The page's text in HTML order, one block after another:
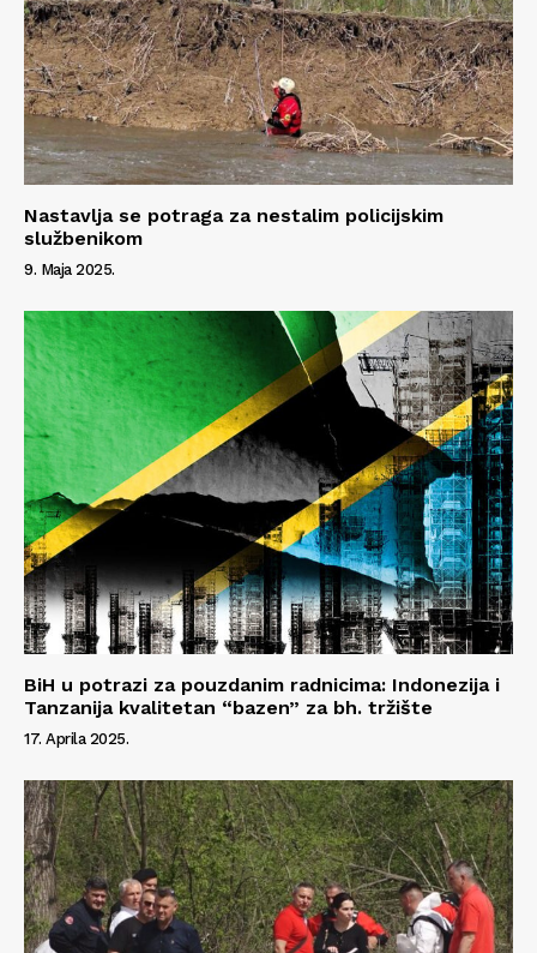
Impressum
Nastavlja se potraga za nestalim policijskim
službenikom
9. Maja 2025.
BiH u potrazi za pouzdanim radnicima: Indonezija i
Tanzanija kvalitetan “bazen” za bh. tržište
17. Aprila 2025.